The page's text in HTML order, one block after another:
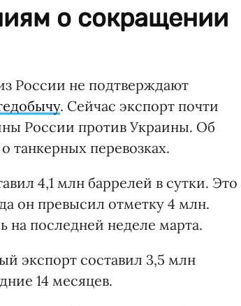
о сокращении
России не подтверждают
. Сейчас экспорт почти
России против Украины. Об
танкерных перевозках.
4,1 млн баррелей в сутки. Это
он превысил отметку 4 млн.
на последней неделе марта.
экспорт составил 3,5 млн
14 месяцев.